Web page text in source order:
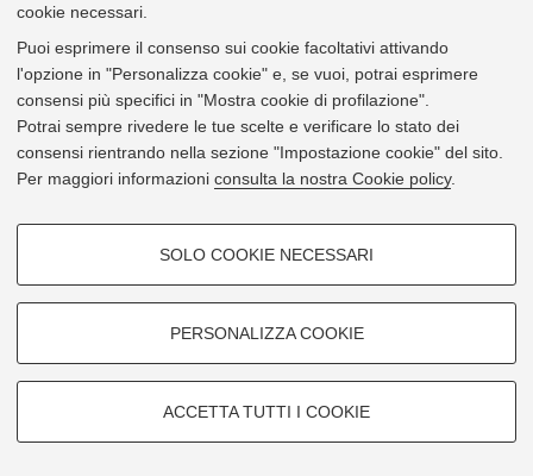
cookie necessari.
Puoi esprimere il consenso sui cookie facoltativi attivando
l'opzione in "Personalizza cookie" e, se vuoi, potrai esprimere
consensi più specifici in "Mostra cookie di profilazione".
Potrai sempre rivedere le tue scelte e verificare lo stato dei
consensi rientrando nella sezione "Impostazione cookie" del sito.
Per maggiori informazioni consulta la nostra Cookie policy.
COOKIE DI PROFILAZIONE -
Si tratta di cookie utilizzati per analizzare le caratteristiche della
navigazione degli utenti, creare profili in base al loro comportamento sul
Mostra cookie di profilazione
COOKIE TECNICI - NECESSARI
SOLO COOKIE NECESSARI
PERSONALIZZA COOKIE
ACCETTA TUTTI I COOKIE
Mostra su Google Maps
© 2026 - Università di Bologna -Privacy|Impostazioni Cookie